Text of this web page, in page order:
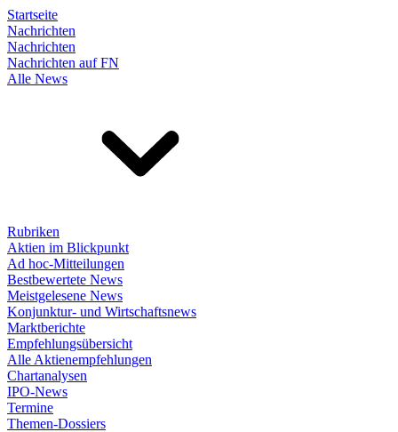
Startseite
Nachrichten
Nachrichten
Nachrichten auf FN
Alle News
Rubriken
Aktien im Blickpunkt
Ad hoc-Mitteilungen
Bestbewertete News
Meistgelesene News
Konjunktur- und Wirtschaftsnews
Marktberichte
Empfehlungsübersicht
Alle Aktienempfehlungen
Chartanalysen
IPO-News
Termine
Themen-Dossiers